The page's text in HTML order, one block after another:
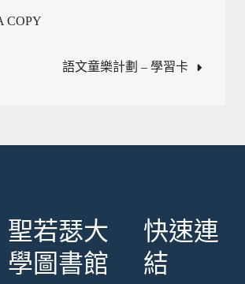
COPY
語文童樂計劃 – 學習卡
聖若瑟大
學圖書館
快速連
結